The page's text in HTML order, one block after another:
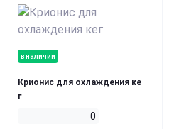
в наличии
Крионис для охлаждения ке
г
0